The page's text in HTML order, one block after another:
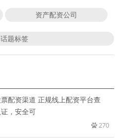
资产配资公司
题标签
配资渠道 正规线上配资平台查
，安全可
270